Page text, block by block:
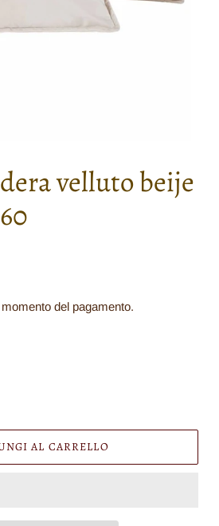
velluto beije
del pagamento.
AL CARRELLO